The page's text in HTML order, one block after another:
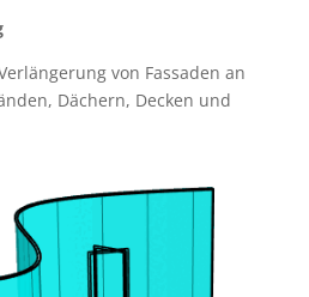
von Fassaden an
Dächern, Decken und